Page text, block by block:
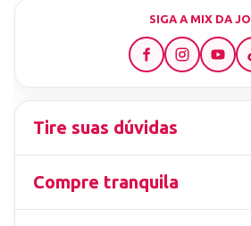
SIGA A MIX DA JO
Tire suas dúvidas
Compre tranquila